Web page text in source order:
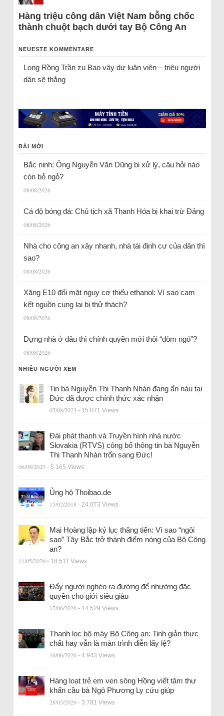
Hàng triệu công dân Việt Nam bỗng chốc
thành chuột bạch dưới tay Bộ Công An
NEUESTE KOMMENTARE
Long Rồng Trầnzu Bao vây dư luận viên – triệu người
dân sẽ thắng
BÀI MỚI
Bắc ninh: Ông Nguyễn Văn Dũng bị xử lý, câu hỏi nào
còn bỏ ngỏ?
08/08/2026
Cá độ bóng đá: Chủ tịch xã Thanh Hóa bị khai trừ Đảng
08/08/2026
Nhà cho công an xây nhanh, nhà tái định cư của dân thì
sao?
08/08/2026
Xăng E10 đối mặt nguy cơ thiếu ethanol: Vì sao cam
kết nguồn cung lại bị thử thách?
08/08/2026
Dựng nhà ở đâu thì chính quyền mới thôi “dòm ngó”?
08/08/2026
NHIỀU NGƯỜI XEM
Tin bà Nguyễn Thị Thanh Nhàn đang ẩn náu tại
Đức đã được chính thức xác nhận
07/08/2023 - 15.071 Views
Đài phát thanh và Truyền hình nhà nước
Slovakia (RTVS) công bố thông tin bà Nguyễn
Thị Thanh Nhàn trốn sang Đức!
06/08/2023 - 5.165 Views
Ủng hộ Thoibao.de
15/02/2018 - 24.073 Views
Mai Hoàng lập kỷ lục thăng tiến: Vì sao “ngôi
sao” Tây Bắc trở thành điểm nóng của Bộ Công
an?
11/05/2026 - 18.511 Views
Đẩy người nghèo ra đường để nhường đặc
quyền cho giới siêu giàu
17/06/2026 - 14.529 Views
Thanh lọc bộ máy Bộ Công an: Tinh giản thực
chất hay vẫn là màn trình diễn lấy lệ?
16/06/2026 - 4.943 Views
Hàng loạt trẻ em ven sông Hồng viết tâm thư
khẩn cầu bà Ngô Phương Ly cứu giúp
28/05/2026 - 3.781 Views